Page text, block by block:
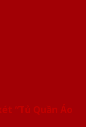
“Tủ Quần Áo